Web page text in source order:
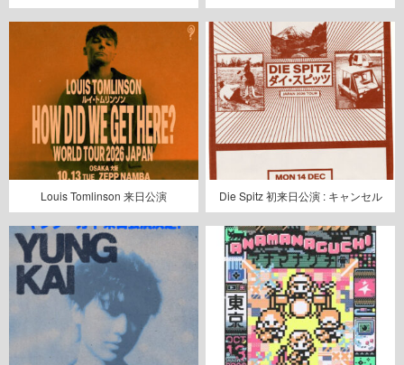
Louis Tomlinson 来日公演 Die Spitz 初来日公演 : キャンセル